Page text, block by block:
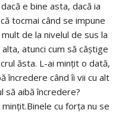
e bine asta, dacă ia
tocmai când se impune
de la nivelul de sus la
atunci cum să câştige
ăsta. L-ai minţit o dată,
încredere când îi vii cu alt
să aibă încredere?
cu forţa nu se